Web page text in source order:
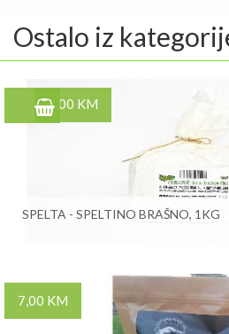
Ostalo iz
7,00 KM
SPELTA - SPELTINO BRAŠNO, 1KG
7,00 KM